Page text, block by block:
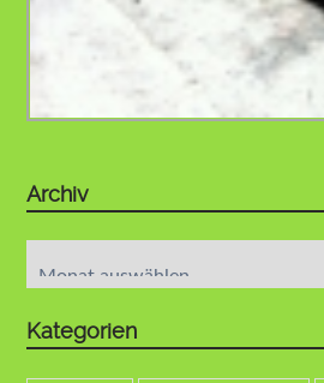
Archiv
Kategorien